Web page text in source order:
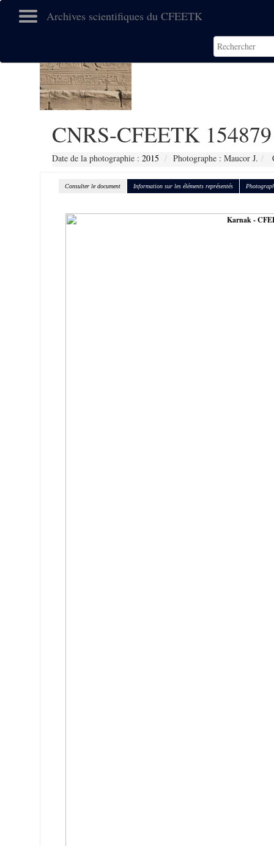
Archives scientifiques du CFEETK
CNRS-CFEETK 154879
Date de la photographie : 2015 Photographe : Maucor J.
Consulter le document Information sur les éléments représentés